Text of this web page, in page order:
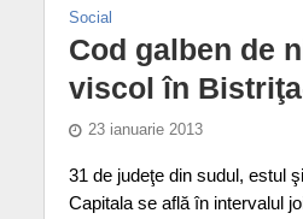
Social
Cod galben de
viscol în
23 ianuarie 2013
31 de judeţe din sudul, estul
Capitala se află în intervalul